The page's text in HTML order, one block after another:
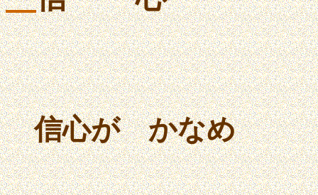
信心が かなめ